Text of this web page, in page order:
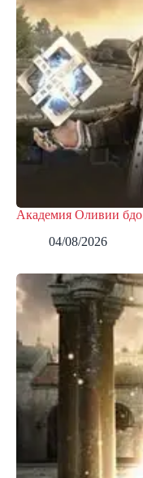
Академия Оливии бдо
04/08/2026